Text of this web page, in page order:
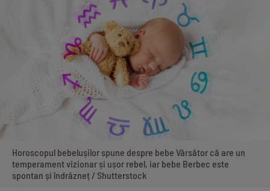
Horoscopul bebelușilor spune despre bebe Vărsător că are un
temperament vizionar și ușor rebel, iar bebe Berbec este
spontan și îndrăzneț / Shutterstock